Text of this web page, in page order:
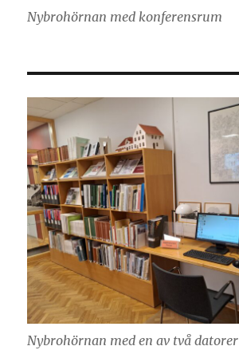
Nybrohörnan med konferensrum
Nybrohörnan med en av två datorer